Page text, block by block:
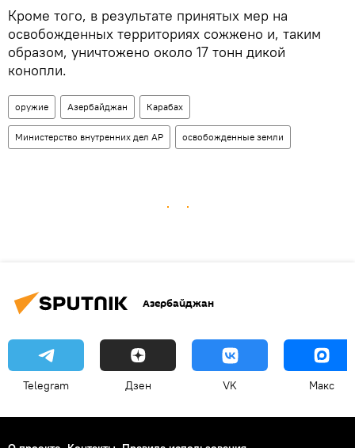
Кроме того, в результате принятых мер на
освобожденных территориях сожжено и, таким
образом, уничтожено около 17 тонн дикой
конопли.
оружие Азербайджан Карабах
Министерство внутренних дел АР освобожденные земли
Азербайджан
Telegram Дзен VK Макс